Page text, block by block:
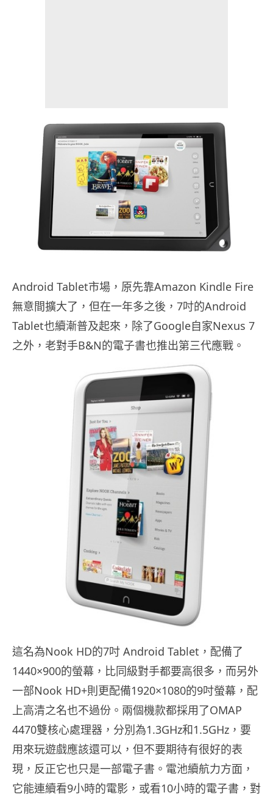
Android Tablet市場，原先靠Amazon Kindle Fire
無意間擴大了，但在一年多之後，7吋的Android
Tablet也續漸普及起來，除了Google自家Nexus 7
之外，老對手B&N的電子書也推出第三代應戰。
這名為Nook HD的7吋 Android Tablet，配備了
1440×900的螢幕，比同級對手都要高很多，而另外
一部Nook HD+則更配備1920×1080的9吋螢幕，配
上高清之名也不過份。兩個機款都採用了OMAP
4470雙核心處理器，分別為1.3GHz和1.5GHz，要
用來玩遊戲應該還可以，但不要期待有很好的表
現，反正它也只是一部電子書。電池續航力方面，
它能連續看9小時的電影，或看10小時的電子書，對